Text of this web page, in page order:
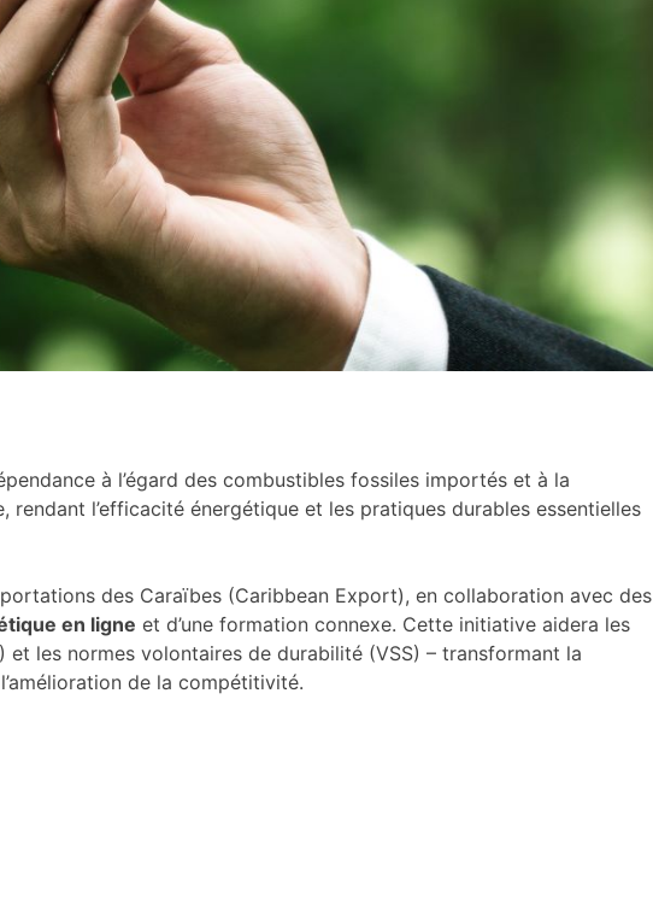
à l’égard des combustibles fossiles importés et à la
l’efficacité énergétique et les pratiques durables essentielles
des Caraïbes (Caribbean Export), en collaboration avec des
en ligne et d’une formation connexe. Cette initiative aidera les
les normes volontaires de durabilité (VSS) – transformant la
de la compétitivité.